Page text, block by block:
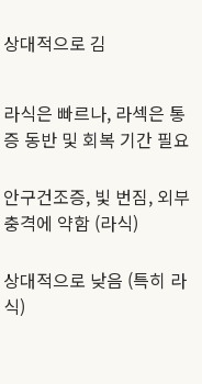
상대적으로 김
라식은 빠르나, 라섹은 통
증 동반 및 회복 기간 필요
안구건조증, 빛 번짐, 외부
충격에 약함 (라식)
상대적으로 낮음 (특히 라
식)